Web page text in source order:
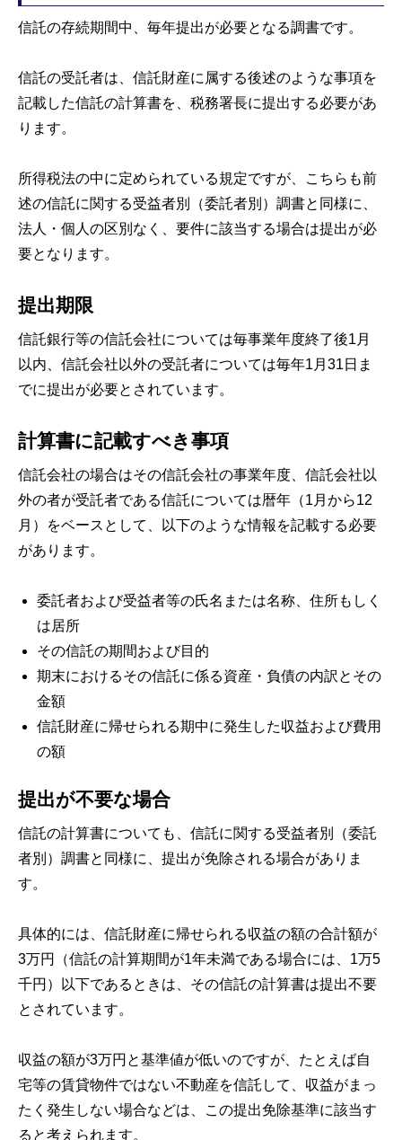
信託の存続期間中、毎年提出が必要となる調書です。
信託の受託者は、信託財産に属する後述のような事項を
記載した信託の計算書を、税務署長に提出する必要があ
ります。
所得税法の中に定められている規定ですが、こちらも前
述の信託に関する受益者別（委託者別）調書と同様に、
法人・個人の区別なく、要件に該当する場合は提出が必
要となります。
提出期限
信託銀行等の信託会社については毎事業年度終了後1月
以内、信託会社以外の受託者については毎年1月31日ま
でに提出が必要とされています。
計算書に記載すべき事項
信託会社の場合はその信託会社の事業年度、信託会社以
外の者が受託者である信託については暦年（1月から12
月）をベースとして、以下のような情報を記載する必要
があります。
委託者および受益者等の氏名または名称、住所もしく
は居所
その信託の期間および目的
期末におけるその信託に係る資産・負債の内訳とその
金額
信託財産に帰せられる期中に発生した収益および費用
の額
提出が不要な場合
信託の計算書についても、信託に関する受益者別（委託
者別）調書と同様に、提出が免除される場合がありま
す。
具体的には、信託財産に帰せられる収益の額の合計額が
3万円（信託の計算期間が1年未満である場合には、1万5
千円）以下であるときは、その信託の計算書は提出不要
とされています。
収益の額が3万円と基準値が低いのですが、たとえば自
宅等の賃貸物件ではない不動産を信託して、収益がまっ
たく発生しない場合などは、この提出免除基準に該当す
ると考えられます。